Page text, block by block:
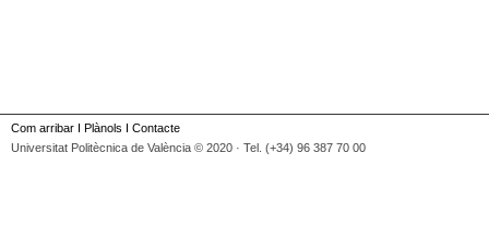
Com arribar I Plànols I Contacte
Universitat Politècnica de València © 2020 · Tel. (+34) 96 387 70 00